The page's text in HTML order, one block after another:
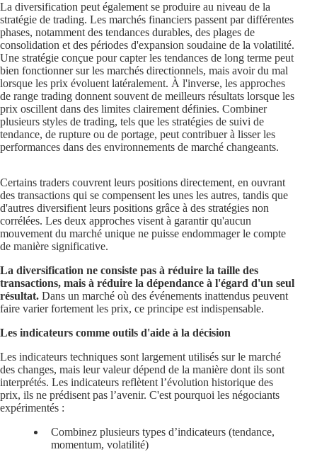
La diversification peut également se produire au niveau de la
stratégie de trading. Les marchés financiers passent par différentes
phases, notamment des tendances durables, des plages de
consolidation et des périodes d'expansion soudaine de la volatilité.
Une stratégie conçue pour capter les tendances de long terme peut
bien fonctionner sur les marchés directionnels, mais avoir du mal
lorsque les prix évoluent latéralement. À l'inverse, les approches
de range trading donnent souvent de meilleurs résultats lorsque les
prix oscillent dans des limites clairement définies. Combiner
plusieurs styles de trading, tels que les stratégies de suivi de
tendance, de rupture ou de portage, peut contribuer à lisser les
performances dans des environnements de marché changeants.
Certains traders couvrent leurs positions directement, en ouvrant
des transactions qui se compensent les unes les autres, tandis que
d'autres diversifient leurs positions grâce à des stratégies non
corrélées. Les deux approches visent à garantir qu'aucun
mouvement du marché unique ne puisse endommager le compte
de manière significative.
La diversification ne consiste pas à réduire la taille des
transactions, mais à réduire la dépendance à l'égard d'un seul
résultat. Dans un marché où des événements inattendus peuvent
faire varier fortement les prix, ce principe est indispensable.
Les indicateurs comme outils d'aide à la décision
Les indicateurs techniques sont largement utilisés sur le marché
des changes, mais leur valeur dépend de la manière dont ils sont
interprétés. Les indicateurs reflètent l’évolution historique des
prix, ils ne prédisent pas l’avenir. C'est pourquoi les négociants
expérimentés :
Combinez plusieurs types d’indicateurs (tendance,
momentum, volatilité)